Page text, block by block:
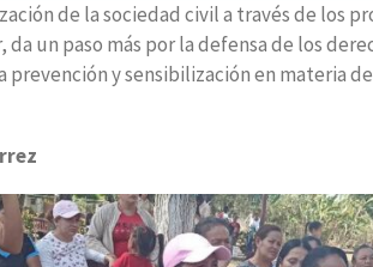
de la sociedad civil a través de los
un paso más por la defensa de los
prevención y sensibilización en materia